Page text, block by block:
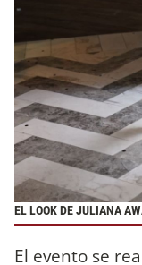
EL LOOK DE JULIANA
El evento se